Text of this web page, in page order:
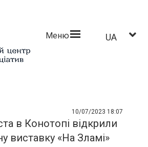
Меню UA
10/07/2023 18:07
в Конотопі відкрили
виставку «На Зламі»